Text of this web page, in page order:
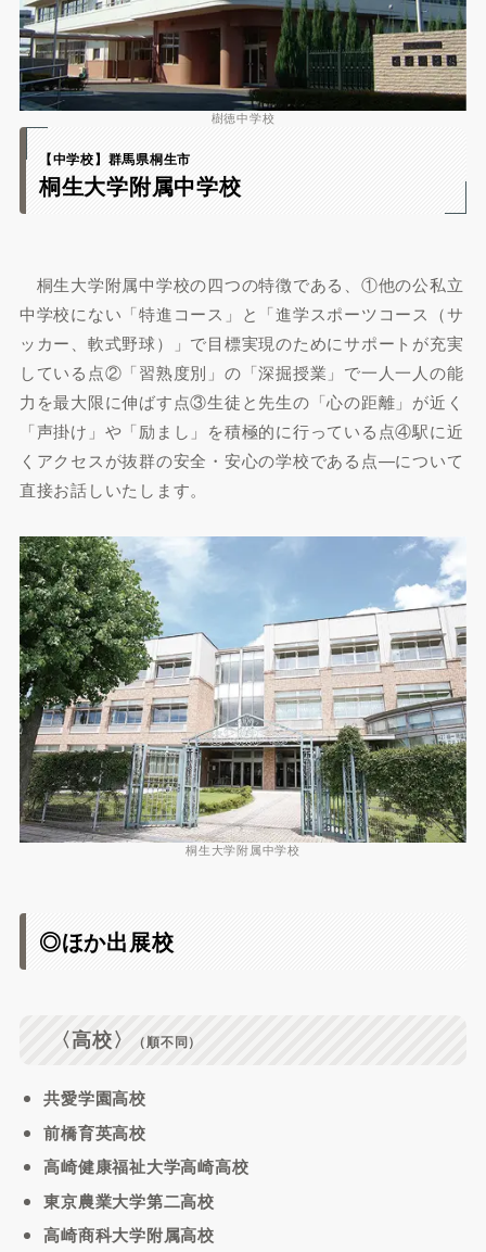
樹徳中学校
【中学校】群馬県桐生市
桐生大学附属中学校
桐生大学附属中学校の四つの特徴である、①他の公私立
中学校にない「特進コース」と「進学スポーツコース（サ
ッカー、軟式野球）」で目標実現のためにサポートが充実
している点②「習熟度別」の「深掘授業」で一人一人の能
力を最大限に伸ばす点③生徒と先生の「心の距離」が近く
「声掛け」や「励まし」を積極的に行っている点④駅に近
くアクセスが抜群の安全・安心の学校である点—について
直接お話しいたします。
桐生大学附属中学校
◎ほか出展校
〈高校〉 （順不同）
共愛学園高校
前橋育英高校
高崎健康福祉大学高崎高校
東京農業大学第二高校
高崎商科大学附属高校